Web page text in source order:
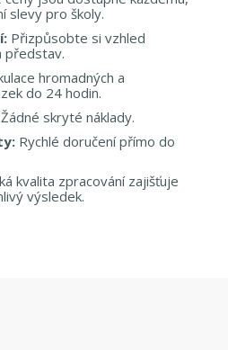
slevy pro školy.
Přizpůsobte si vzhled
představ.
hromadných a
do 24 hodin.
Žádné skryté náklady.
Rychlé doručení přímo do
kvalita zpracování zajišťuje
výsledek.